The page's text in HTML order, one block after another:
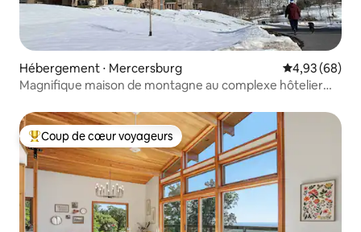
Hébergement ⋅ Mercersburg Évaluation
4,93 (68)
Magnifique maison de montagne au complexe hôtelier
Coups de cœur voyageurs les plus appréciés
Coup de cœur voyageurs